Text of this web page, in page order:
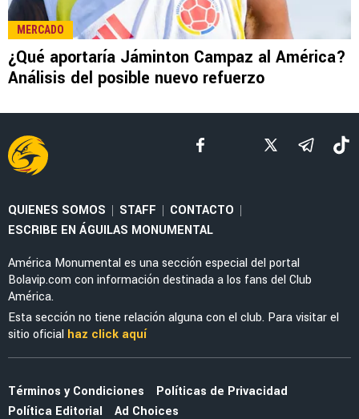
LEE TAMBIÉN
MERCADO
El enorme esfuerzo que está haciendo
Jáminton Campaz para llegar al América